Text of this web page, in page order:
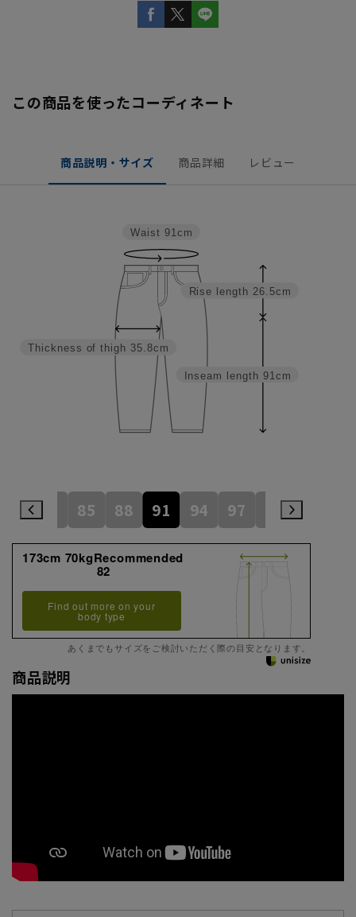
この商品を使ったコーディネート
商品説明・サイズ 商品詳細 レビュー
Inseam length 91cm
Rise length 26.5cm
Thickness of thigh 35.8cm
Waist 91cm
82 85 88 91 94 97 100
173cm 70kgRecommended
82
Find out more on your
body type
あくまでもサイズをご検討いただく際の目安となります。
商品説明